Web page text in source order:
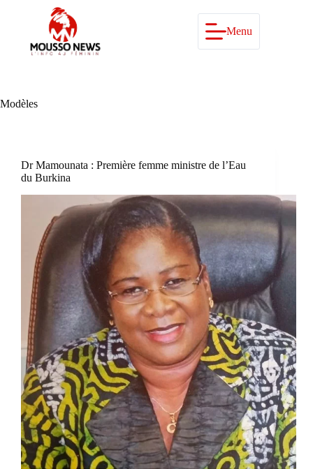
Menu
Modèles
Dr Mamounata : Première femme ministre de l’Eau
du Burkina